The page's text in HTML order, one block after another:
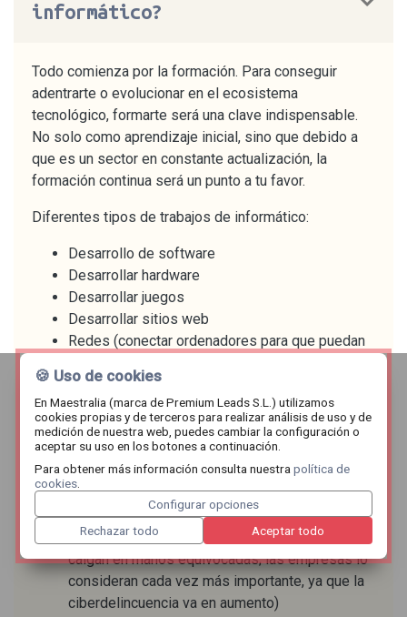
informático?
Todo comienza por la formación. Para conseguir
adentrarte o evolucionar en el ecosistema
tecnológico, formarte será una clave indispensable.
No solo como aprendizaje inicial, sino que debido a
que es un sector en constante actualización, la
formación continua será un punto a tu favor.
Diferentes tipos de trabajos de informático:
Desarrollo de software
Desarrollar hardware
Desarrollar juegos
Desarrollar sitios web
Redes (conectar ordenadores para que puedan
Testing (asegurarse de que el software o el
hardware funcionan correctamente antes de que
se pongan a disposición del público)
Soporte informático (proporcionar ayuda y
soporte a particulares o empresas con sus
problemas informáticos)
Ciberseguridad (proteger los sistemas
informáticos y los datos de ataques o de que
caigan en manos equivocadas; las empresas lo
consideran cada vez más importante, ya que la
ciberdelincuencia va en aumento)
🍪 Uso de cookies
En Maestralia (marca de Premium Leads S.L.) utilizamos
cookies propias y de terceros para realizar análisis de uso y de
medición de nuestra web, puedes cambiar la configuración o
aceptar su uso en los botones a continuación.
Para obtener más información consulta nuestrapolítica de
cookies
Configurar opciones
Rechazar todo
Aceptar todo